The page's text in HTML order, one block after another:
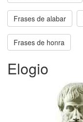
Frases de alabar
Frases de honra
Elogio